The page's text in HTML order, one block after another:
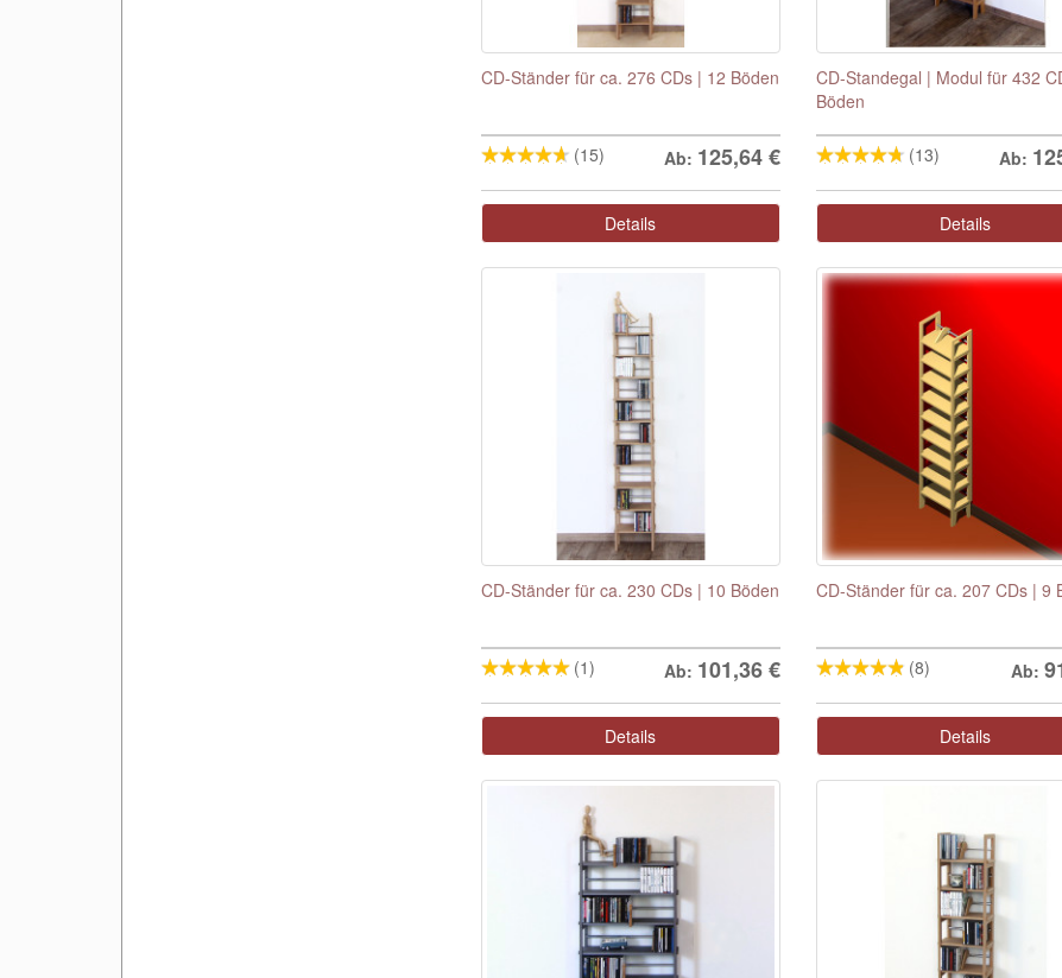
CD-Ständer für ca. 276 CDs | 12 Böden
(15) Ab: 125,64€
Details
CD-Standegal | Modul für 432
Böden
(13) Ab:
Details
CD-Ständer für ca. 230 CDs | 10 Böden
(1) Ab: 101,36€
Details
CD-Ständer für ca. 207 CDs | 9
(8) Ab:
Details